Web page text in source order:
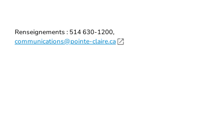
Renseignements : 514 630-1200,
communications@pointe-claire.ca